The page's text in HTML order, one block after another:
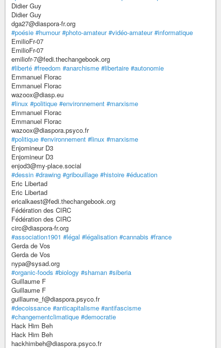
Didier Guy
Didier Guy
dga27@diaspora-fr.org
#poésie #humour #photo-amateur #vidéo-amateur #informatique
EmilioFr-07
EmilioFr-07
emiliofr-7@fedi.thechangebook.org
#liberté #freedom #anarchisme #libertaire #autonomie
Emmanuel Florac
Emmanuel Florac
wazoox@diasp.eu
#linux #politique #environnement #marxisme
Emmanuel Florac
Emmanuel Florac
wazoox@diaspora.psyco.fr
#politique #environnement #linux #marxisme
Enjomineur D3
Enjomineur D3
enjod3@my-place.social
#dessin #drawing #gribouillage #histoire #éducation
Eric Libertad
Eric Libertad
ericalkaest@fedi.thechangebook.org
Fédération des CIRC
Fédération des CIRC
circ@diaspora-fr.org
#association1901 #légal #légalisation #cannabis #france
Gerda de Vos
Gerda de Vos
nypa@sysad.org
#organic-foods #biology #shaman #siberia
Guillaume F
Guillaume F
guillaume_f@diaspora.psyco.fr
#decoissance #anticapitalisme #antifascisme
#changementclimatique #democratie
Hack Him Beh
Hack Him Beh
hackhimbeh@diaspora.psyco.fr